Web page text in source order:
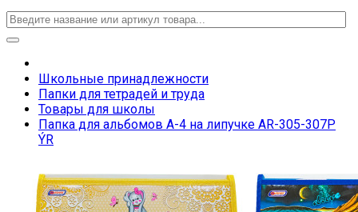
Школьные принадлежности
Папки для тетрадей и труда
Товары для школы
Папка для альбомов А-4 на липучке AR-305-307P
ÝR